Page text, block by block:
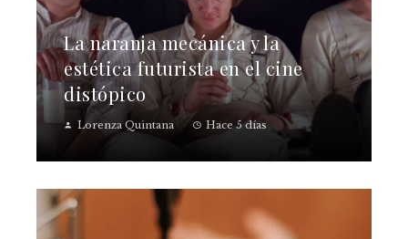
La naranja mecánica y la
estética futurista en el cine
distópico
Lorenza Quintana Hace 5 días